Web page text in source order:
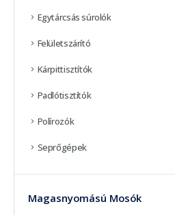
Egytárcsás súrolók
Felületszárító
Kárpittisztítók
Padlótisztítók
Polírozók
Seprőgépek
Magasnyomású Mosók